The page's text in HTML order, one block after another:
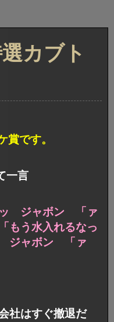
カブト
賞です。
一言
ッ ジャボン 「ァ
う水入れるなっ
ジャボン 「ァ
社はすぐ撤退だ